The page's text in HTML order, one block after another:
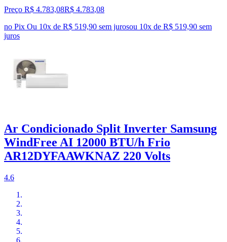
Preço R$ 4.783,08R$ 4.783,08
no Pix Ou 10x de R$ 519,90 sem jurosou 10x de R$ 519,90 sem
juros
Ar Condicionado Split Inverter Samsung
WindFree AI 12000 BTU/h Frio
AR12DYFAAWKNAZ 220 Volts
4.6